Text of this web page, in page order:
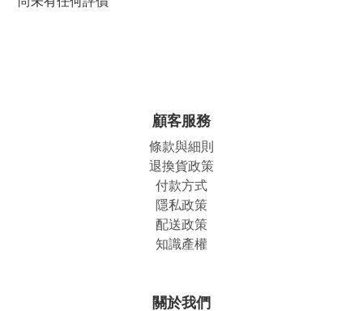
顧客服務
條款與細則
退換貨政策
付款方式
隱私政策
配送政策
知識產權
關於我們